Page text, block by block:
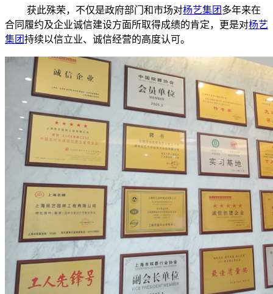
获此殊荣，不仅是政府部门和市场对杨艺集团 多年来在
合同履约及企业诚信建设方面所取得成绩的肯定，更是对杨艺
集团持续以信立业、诚信经营的高度认可。